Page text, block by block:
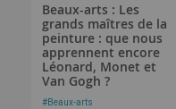
Beaux-arts : Les
grands maîtres de la
peinture : que nous
apprennent encore
Léonard, Monet et
Van Gogh ?
#Beaux-arts